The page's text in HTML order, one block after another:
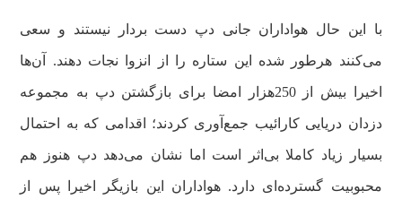
با این حال هواداران جانی دپ دست بردار نیستند و سعی
می‌کنند هرطور شده این ستاره را از انزوا نجات دهند. آن‌ها
اخیرا بیش از 250هزار امضا برای بازگشتن دپ به مجموعه
دزدان دریایی کارائیب جمع‌آوری کردند؛ اقدامی که به احتمال
بسیار زیاد کاملا بی‌اثر است اما نشان می‌دهد دپ هنوز هم
محبوبیت گسترده‌ای دارد. هواداران این بازیگر اخیرا پس از